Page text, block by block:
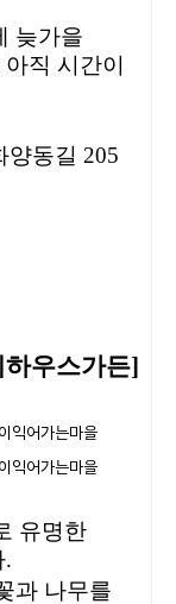
늦가을
직 시간이
양동길 205
우스가든]
유명한
.
과 나무를